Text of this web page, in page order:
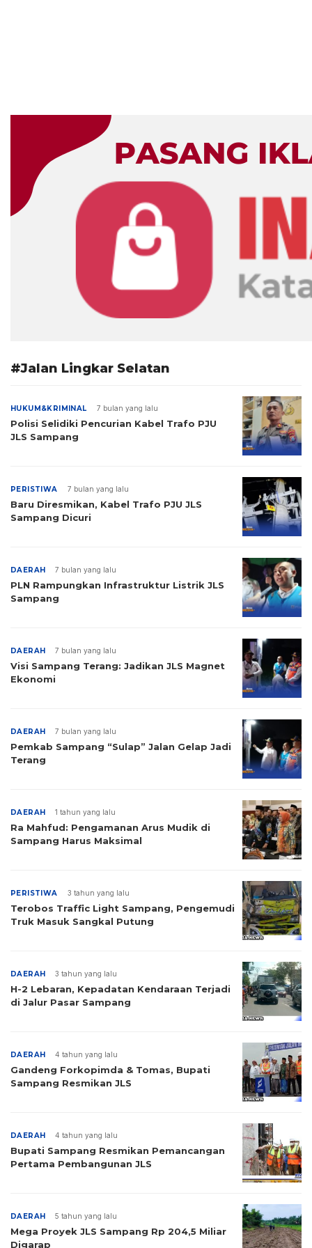
#Jalan Lingkar Selatan
HUKUM&KRIMINAL 7 bulan yang lalu
Polisi Selidiki Pencurian Kabel Trafo PJU
JLS Sampang
PERISTIWA 7 bulan yang lalu
Baru Diresmikan, Kabel Trafo PJU JLS
Sampang Dicuri
DAERAH 7 bulan yang lalu
PLN Rampungkan Infrastruktur Listrik JLS
Sampang
DAERAH 7 bulan yang lalu
Visi Sampang Terang: Jadikan JLS Magnet
Ekonomi
DAERAH 7 bulan yang lalu
Pemkab Sampang “Sulap” Jalan Gelap Jadi
Terang
DAERAH 1 tahun yang lalu
Ra Mahfud: Pengamanan Arus Mudik di
Sampang Harus Maksimal
PERISTIWA 3 tahun yang lalu
Terobos Traffic Light Sampang, Pengemudi
Truk Masuk Sangkal Putung
DAERAH 3 tahun yang lalu
H-2 Lebaran, Kepadatan Kendaraan Terjadi
di Jalur Pasar Sampang
DAERAH 4 tahun yang lalu
Gandeng Forkopimda & Tomas, Bupati
Sampang Resmikan JLS
DAERAH 4 tahun yang lalu
Bupati Sampang Resmikan Pemancangan
Pertama Pembangunan JLS
DAERAH 5 tahun yang lalu
Mega Proyek JLS Sampang Rp 204,5 Miliar
Digarap